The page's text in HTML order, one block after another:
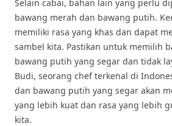
Selain cabai, bahan lain yang perlu
bawang merah dan bawang putih.
memiliki rasa yang khas dan dapat
sambel kita. Pastikan untuk memilih
bawang putih yang segar dan tidak
Budi, seorang chef terkenal di
dan bawang putih yang segar akan
yang lebih kuat dan rasa yang lebih
kita.